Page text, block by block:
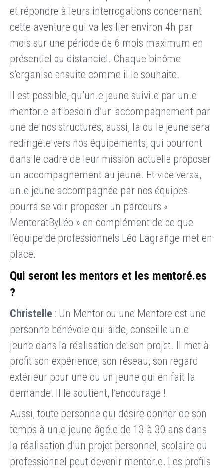
et répondre à leurs interrogations concernant
cette aventure qui va les lier environ 4h par
mois sur une période de 6 mois maximum en
présentiel ou distanciel. Chaque binôme
s’organise ensuite comme il le souhaite.
Il est possible, qu’un.e jeune suivi.e par un.e
mentor.e ait besoin d’un accompagnement par
une de nos structures, aussi, la ou le jeune sera
redirigé.e vers nos équipements, qui pourront
dans le cadre de leur mission actuelle proposer
un accompagnement au jeune. Et vice versa,
un.e jeune accompagnée par nos équipes
pourra se voir proposer un parcours «
MentoratByLéo » en complément de ce que
l’équipe de professionnels Léo Lagrange met en
place.
Qui seront les mentors et les mentoré.es
?
Christelle : Un Mentor ou une Mentore est une
personne bénévole qui aide, conseille un.e
jeune dans la réalisation de son projet. Il met à
profit son expérience, son réseau, son regard
extérieur pour une ou un jeune qui en fait la
demande. Il le soutient, l’encourage !
Aussi, toute personne qui désire donner de son
temps à un.e jeune âgé.e de 13 à 30 ans dans
la réalisation d’un projet personnel, scolaire ou
professionnel peut devenir mentor.e. Les profils